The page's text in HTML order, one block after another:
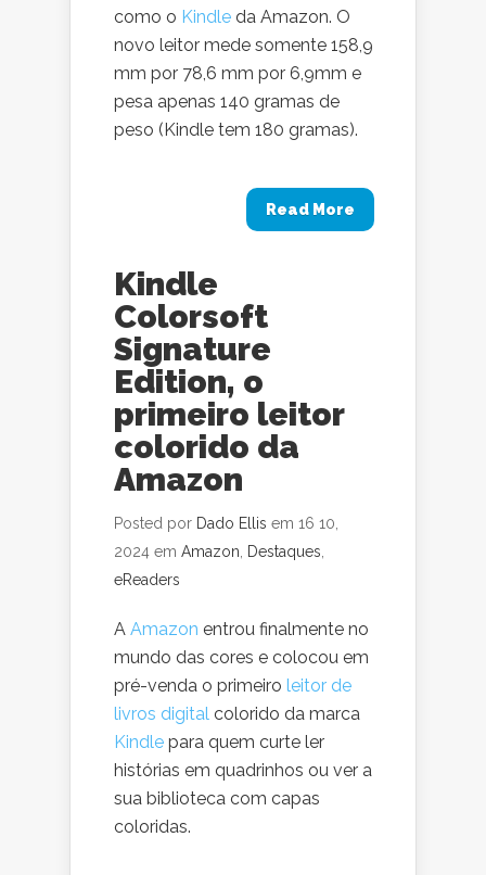
como o Kindle da Amazon. O
novo leitor mede somente 158,9
mm por 78,6 mm por 6,9mm e
pesa apenas 140 gramas de
peso (Kindle tem 180 gramas).
Read More
Kindle
Colorsoft
Signature
Edition, o
primeiro leitor
colorido da
Amazon
Posted por Dado Ellis em 16 10,
2024 em Amazon Destaques
eReaders
A Amazon entrou finalmente no
mundo das cores e colocou em
pré-venda o primeiro leitor de
livros digital colorido da marca
Kindle para quem curte ler
histórias em quadrinhos ou ver a
sua biblioteca com capas
coloridas.